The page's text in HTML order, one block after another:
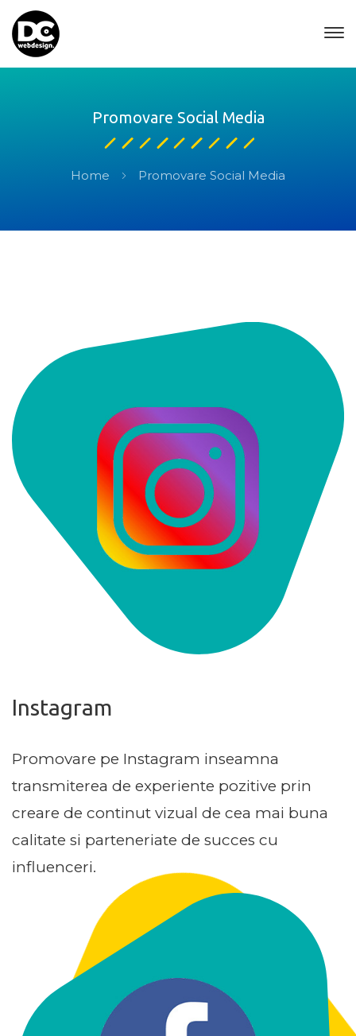
Promovare Social Media
Home Promovare Social Media
Instagram
Promovare pe Instagram inseamna
transmiterea de experiente pozitive prin
creare de continut vizual de cea mai buna
calitate si parteneriate de succes cu
influenceri.